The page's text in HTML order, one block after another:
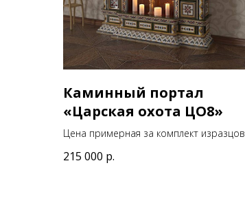
Каминный портал
«Царская охота ЦО8»
Цена примерная за комплект изразцов
215 000 р.